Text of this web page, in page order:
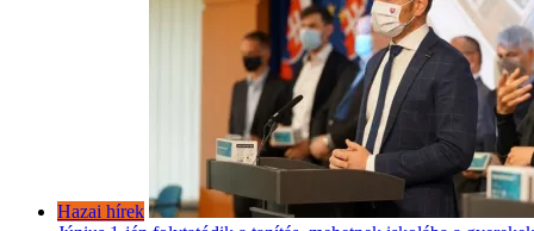
Hazai hírek